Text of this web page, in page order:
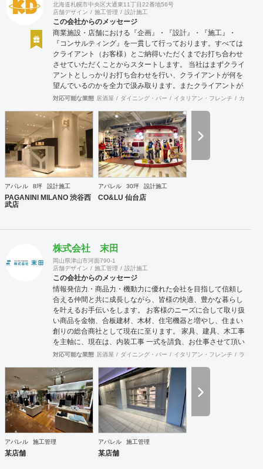
北海道札幌市中央区大通東11丁目22番地56号
店舗デザイン
施工管理 設計施工
この会社からのメッセージ
商業施設・店舗における『企画』・『設計』・『施工』・
『コンサルティング』を一貫して行っております。すべては
クライアント（お客様）とご納得いただくまでお打ち合わせ
させていただくことからスタートします。 当社はまずクライ
アントとしっかりお打ち合わせを行い、クライアントが何を
望んでいるのかを全力で汲み取ります。またクライアントが
思い描いていることをどのように表現していいのかお困りの
培ってきた当社ならではのノウハウでご提案いたします。
対応可能な業態 居酒屋 ダイニング・バー イタリアン・フレンチ カフェ
アパレル 8坪 設計施工
PAGANINI MILANO 渋谷西
武店
アパレル 30坪 設計施工
CO&LU 仙台店
株式会社 末田
岡山県津山市河面790-1
店舗デザイン
施工管理 設計施工
この会社からのメッセージ
情報発信力・商品力・機動力に優れた会社を目指して信頼し
合える仲間と共に成長しながら、皆様の快適、豊かな暮らし
を叶えるお手伝いをします。 お客様のニーズに合して取り扱
い商品を金物、合板建材、木材、住宅機器と増やし、住まい
創りの総合商社として現在に至ります。 家具、建具、木工事
を主軸に、現在は、内装工事 一式を請負、お仕事させて頂い
ております。 お客様に接するときも、実直に仕事と向き合う
の原点を基盤に、人に優しい住空間の創出の実現に向け、積
極的行動、目標と達成、社内外の信頼できる仲間とお互いを
高めながら、業界全体の底上げ、活性化に努め成長していき
たいと思います。
対応可能な業態 居酒屋 ダイニング・バー イタリアン・フレンチ ラーメ
アパレル 施工管理
某店舗
アパレル 施工管理
某店舗